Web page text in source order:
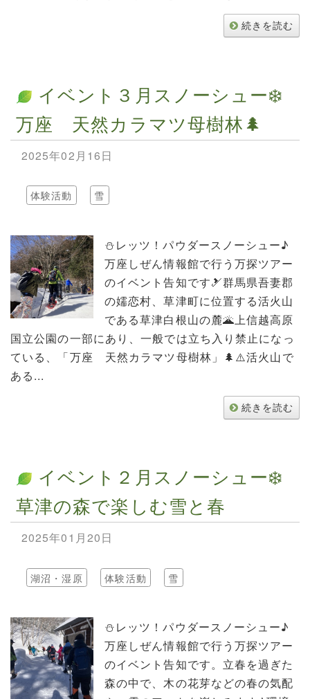
続きを読む
イベント３月スノーシュー❄️
万座 天然カラマツ母樹林🌲
2025年02月16日
体験活動 雪
⛄️レッツ！パウダースノーシュー♪
万座しぜん情報館で行う万探ツアー
のイベント告知です🎿群馬県吾妻郡
の嬬恋村、草津町に位置する活火山
である草津白根山の麓🌋上信越高原
国立公園の一部にあり、一般では立ち入り禁止になっ
ている、「万座 天然カラマツ母樹林」🌲⚠️活火山で
ある...
続きを読む
イベント２月スノーシュー❄️
草津の森で楽しむ雪と春
2025年01月20日
湖沼・湿原 体験活動 雪
⛄️レッツ！パウダースノーシュー♪
万座しぜん情報館で行う万探ツアー
のイベント告知です。立春を過ぎた
森の中で、木の花芽などの春の気配